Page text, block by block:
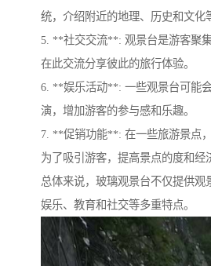
统，介绍附近的地理、历史和文化
5. **社交交流**: 观景台是游客聚
在此交流分享彼此的旅行体验。
6. **娱乐活动**: 一些观景台可能
演，增加游客的参与感和乐趣。
7. **促销功能**: 在一些旅游景点
为了吸引游客，提高景点的度和经
总体来说，玻璃观景台不仅提供观
娱乐、教育和社交等多重特点。